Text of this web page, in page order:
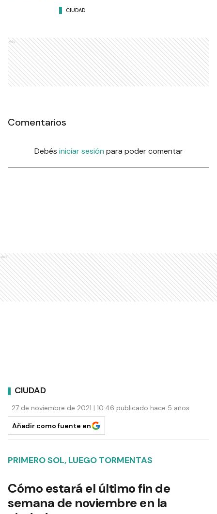
CIUDAD
Ads
Comentarios
Debés iniciar sesión para poder comentar
Ads
CIUDAD
27 de noviembre de 2021 | 10:46 publicado hace 5 años
Añadir como fuente en
PRIMERO SOL, LUEGO TORMENTAS
Cómo estará el último fin de
semana de noviembre en la